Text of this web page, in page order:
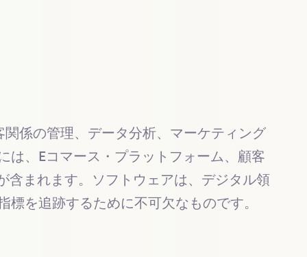
係の管理、データ分析、マーケティング
は、Eコマース・プラットフォーム、顧客
含まれます。ソフトウェアは、デジタル領
を追跡するために不可欠なものです。